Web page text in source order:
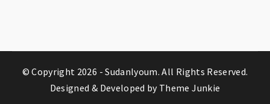
© Copyright 2026 -Sudanlyoum. All Rights Reserved.
Designed & Developed by Theme Junkie